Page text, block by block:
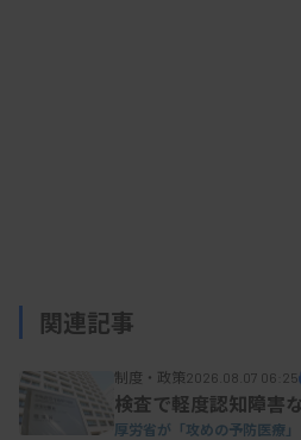
関連記事
制度・政策2026.08.07 06:25
検査で軽度認知障害
厚労省が「攻めの予防医療